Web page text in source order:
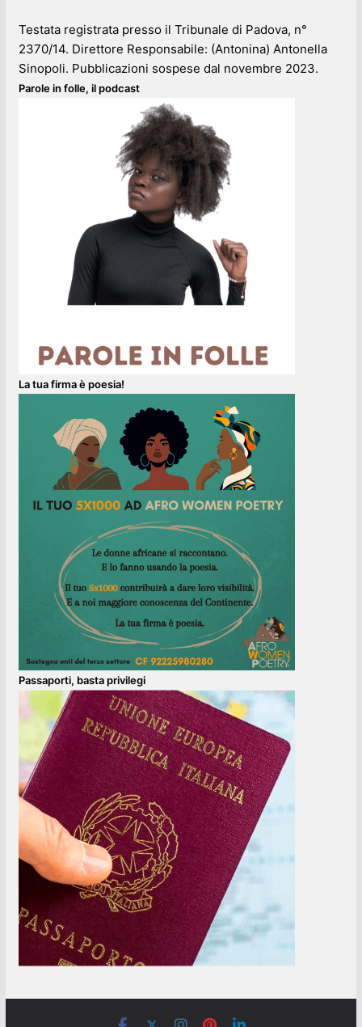
Testata registrata presso il Tribunale di Padova, n°
2370/14. Direttore Responsabile: (Antonina) Antonella
Sinopoli. Pubblicazioni sospese dal novembre 2023.
Parole in folle, il podcast
La tua firma è poesia!
Passaporti, basta privilegi